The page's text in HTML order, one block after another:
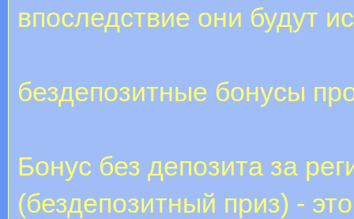
впоследствие они будут
бездепозитные бонусы
Бонус без депозита за
(бездепозитный приз) -